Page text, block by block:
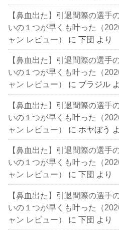
【鼻血出た】引退間際の選手
いの１つが早くも叶った（
ャン レビュー）
に下団 より
【鼻血出た】引退間際の選手
いの１つが早くも叶った（
ャン レビュー）
に ブラジル
【鼻血出た】引退間際の選手
いの１つが早くも叶った（
ャン レビュー）
に ホヤぼう
【鼻血出た】引退間際の選手
いの１つが早くも叶った（
ャン レビュー）
に下団 より
【鼻血出た】引退間際の選手
いの１つが早くも叶った（
ャン レビュー）
に下団 より